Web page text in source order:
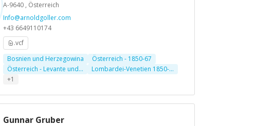
A-9640 , Österreich
Info@arnoldgoller.com
+43 6649110174
.vcf
Bosnien und Herzegowina
Österreich - 1850-67
Österreich - Levante und...
Lombardei-Venetien 1850-...
+1
Gunnar Gruber